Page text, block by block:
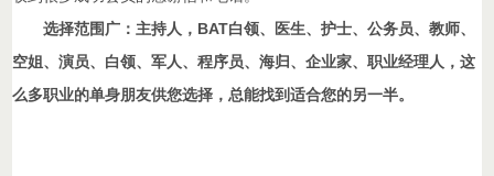
选择范围广：主持人，BAT白领、医生、护士、公务员、教师、
空姐、演员、白领、军人、程序员、海归、企业家、职业经理人，这
么多职业的单身朋友供您选择，总能找到适合您的另一半。